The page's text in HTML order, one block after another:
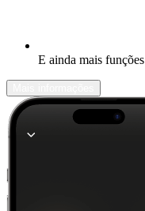
E ainda mais funções